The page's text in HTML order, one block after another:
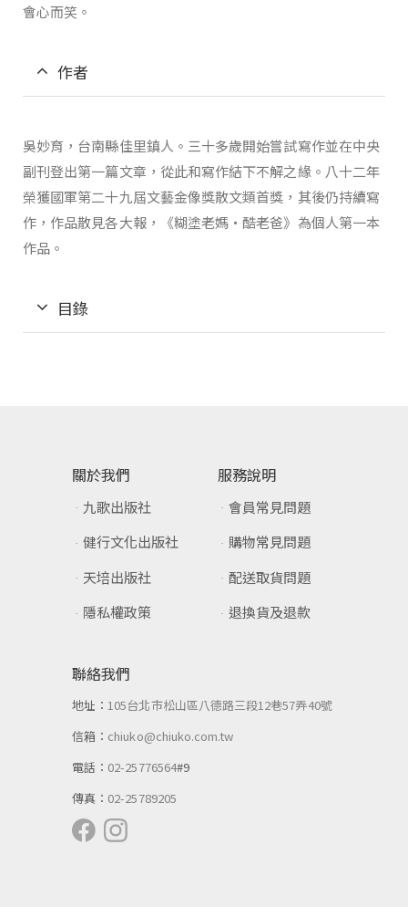
會心而笑。
作者
吳妙育，台南縣佳里鎮人。三十多歲開始嘗試寫作並在中央
副刊登出第一篇文章，從此和寫作結下不解之緣。八十二年
榮獲國軍第二十九屆文藝金像獎散文類首獎，其後仍持續寫
作，作品散見各大報，《糊塗老媽‧酷老爸》為個人第一本
作品。
目錄
關於我們
九歌出版社
健行文化出版社
天培出版社
隱私權政策
服務說明
會員常見問題
購物常見問題
配送取貨問題
退換貨及退款
聯絡我們
地址： 105台北市松山區八德路三段12巷57弄40號
信箱： chiuko@chiuko.com.tw
電話： 02-25776564#9
傳真： 02-25789205